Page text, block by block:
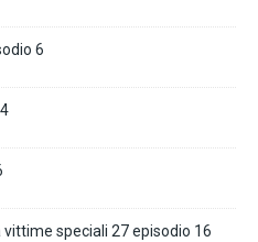
6
vittime speciali 27 episodio 16